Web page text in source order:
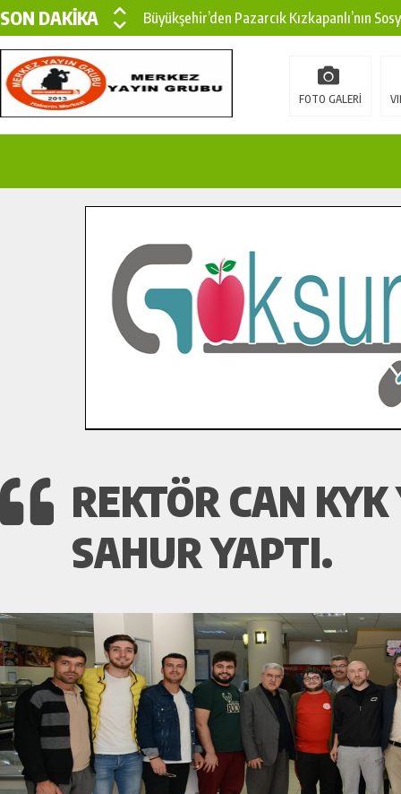
SON DAKİKA
Büyükşehir’den Pazarcık Kızkapanlı’nın
Büyükşehir’den Pazarcık Kırsalına Modern
Çin’den KSÜ’ye Uluslararası Başarı:
İlçe Jandarma Komutanı Karakaya’dan
Bertiz’in Yeni Köprüsünde Sona Doğru.
FOTO GALERİ
REKTÖR CAN
SAHUR YAPTI.